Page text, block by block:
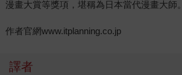
漫畫大賞等獎項，堪稱為日本當代漫畫大師。
作者官網www.itplanning.co.jp
譯者